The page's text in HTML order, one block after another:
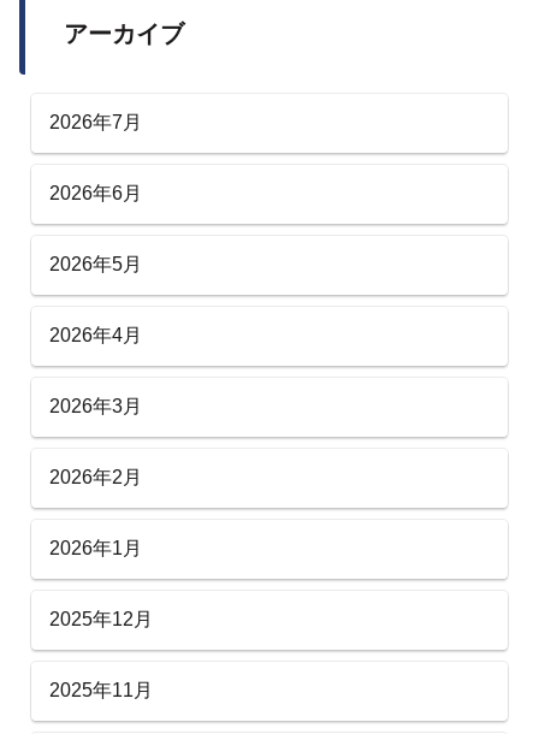
アーカイブ
2026年7月
2026年6月
2026年5月
2026年4月
2026年3月
2026年2月
2026年1月
2025年12月
2025年11月